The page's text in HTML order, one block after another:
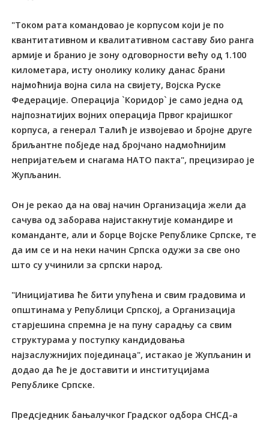
"Током рата командовао је корпусом који је по
квантитативном и квалитативном саставу био ранга
армије и бранио је зону одговорности већу од 1.100
километара, исту онолику колику данас брани
најмоћнија војна сила на свијету, Војска Руске
Федерације. Операција `Коридор` је само једна од
најпознатијих војних операција Првог крајишког
корпуса, а генерал Талић је извојевао и бројне друге
бриљантне побједе над бројчано надмоћнијим
непријатељем и снагама НАТО пакта", прецизирао је
Жупљанин.
Он је рекао да на овај начин Организација жели да
сачува од заборава најистакнутије командире и
команданте, али и борце Војске Републике Српске, те
да им се и на неки начин Српска одужи за све оно
што су учинили за српски народ.
"Иницијатива ће бити упућена и свим градовима и
општинама у Републици Српској, а Организација
старјешина спремна је на пуну сарадњу са свим
структурама у поступку кандидовања
најзаслужнијих појединаца", истакао је Жупљанин и
додао да ће је доставити и институцијама
Републике Српске.
Предсједник бањалучког Градског одбора СНСД-а